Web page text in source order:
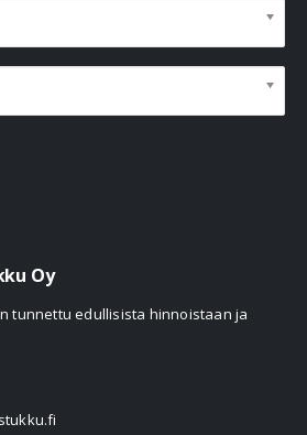
Oy
tunnettu edullisista hinnoistaan ja